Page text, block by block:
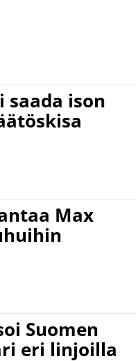
saada ison
Max
Suomen
eri linjoilla